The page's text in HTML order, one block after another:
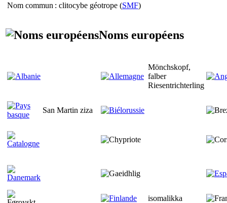
Nom commun : clitocybe géotrope (SMF)
Noms européens
Mönchskopf,
falber
Riesentrichterling
San Martin ziza
isomalikka